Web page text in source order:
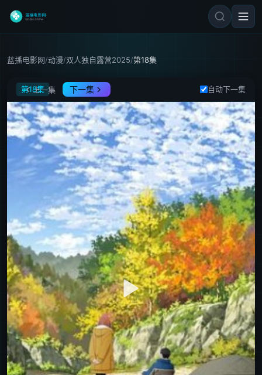
蓝播电影网/动漫/双人独自露营2025/第18集
双人独自露营2025
第18集上一集 下一集 自动下一集